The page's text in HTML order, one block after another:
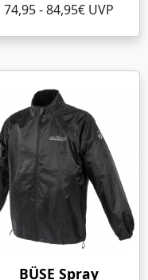
74,95 - 84,95€ UVP
BÜSE Spray